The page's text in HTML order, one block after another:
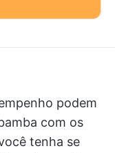
podem
com os
tenha se